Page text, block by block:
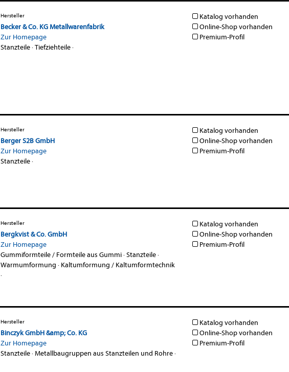
Hersteller
Becker & Co. KG Metallwarenfabrik
Zur Homepage
Stanzteile·Tiefziehteile·
Katalog vorhanden
Online-Shop vorhanden
Premium-Profil
Hersteller
Berger S2B GmbH
Zur Homepage
Stanzteile·
Katalog vorhanden
Online-Shop vorhanden
Premium-Profil
Hersteller
Bergkvist & Co. GmbH
Zur Homepage
Gummiformteile / Formteile aus Gummi·Stanzteile·
Warmumformung · Kaltumformung / Kaltumformtechnik
·
Katalog vorhanden
Online-Shop vorhanden
Premium-Profil
Hersteller
Binczyk GmbH &amp; Co. KG
Zur Homepage
Stanzteile·Metallbaugruppen aus Stanzteilen und Rohre·
Katalog vorhanden
Online-Shop vorhanden
Premium-Profil